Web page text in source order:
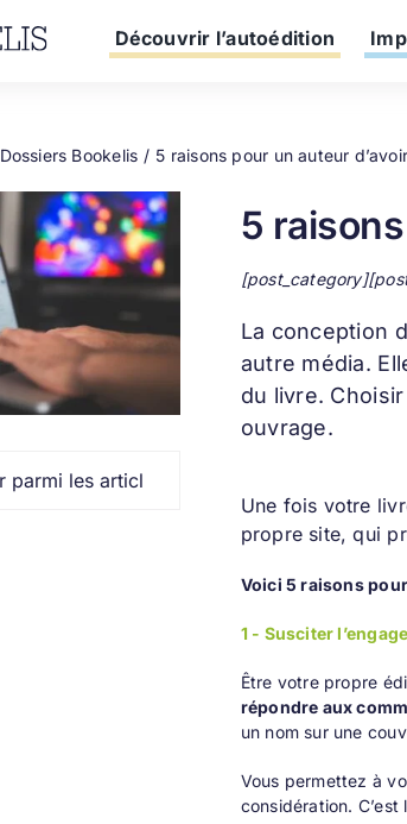
Découvrir l’autoédition
Dossiers Bookelis 5 raisons pour un auteur
5
La conception
autre média.
du livre.
ouvrage.
Une fois votre
propre site, qui
Voici 5 raisons
1 - Susciter
Être votre propre
répondre aux
un nom sur une
Vous permettez à
considération.